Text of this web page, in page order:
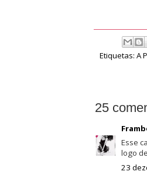
Etiquetas: A
25
Esse
logo
23